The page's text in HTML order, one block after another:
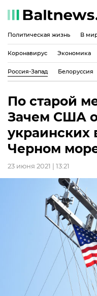
Политическая жизнь В
Коронавирус Экономика
Россия-Запад Белоруссия
По старой
Зачем США
украинских
Черном
23 июня 2021 | 13:21